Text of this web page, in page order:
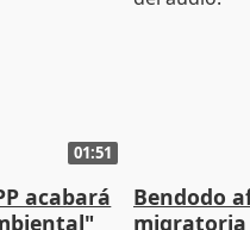
01:51
acabará
Bendodo
migratoria